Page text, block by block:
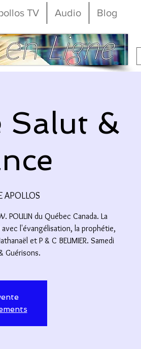
TV Audio Blog
Salut &
APOLLOS
POULIN du Québec Canada. La
l'évangélisation, la prophétie,
et P & C BEUMIER. Samedi
Guérisons.